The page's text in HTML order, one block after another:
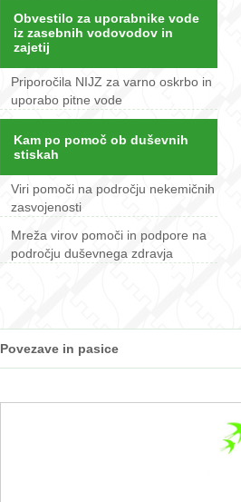
Obvestilo za uporabnike vode
iz zasebnih vodovodov in
zajetij
Priporočila NIJZ za varno oskrbo in
uporabo pitne vode
Kam po pomoč ob duševnih
stiskah
Viri pomoči na področju nekemičnih
zasvojenosti
Mreža virov pomoči in podpore na
področju duševnega zdravja
Povezave in pasice